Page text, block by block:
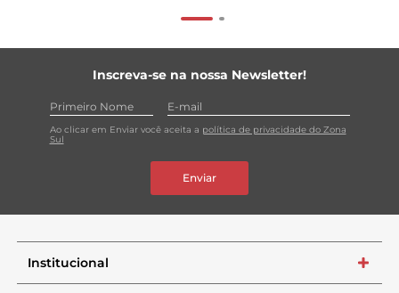
Inscreva-se na nossa Newsletter!
Ao clicar em Enviar você aceita a política de privacidade do Zona
Sul
Enviar
Institucional +